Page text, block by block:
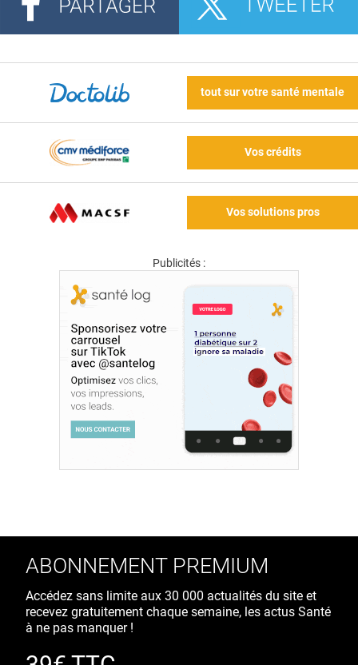
tout sur votre santé mentale
Vos crédits
Vos solutions pros
Publicités :
ABONNEMENT PREMIUM
Accédez sans limite aux 30 000 actualités du site et
recevez gratuitement chaque semaine, les actus Santé
à ne pas manquer !